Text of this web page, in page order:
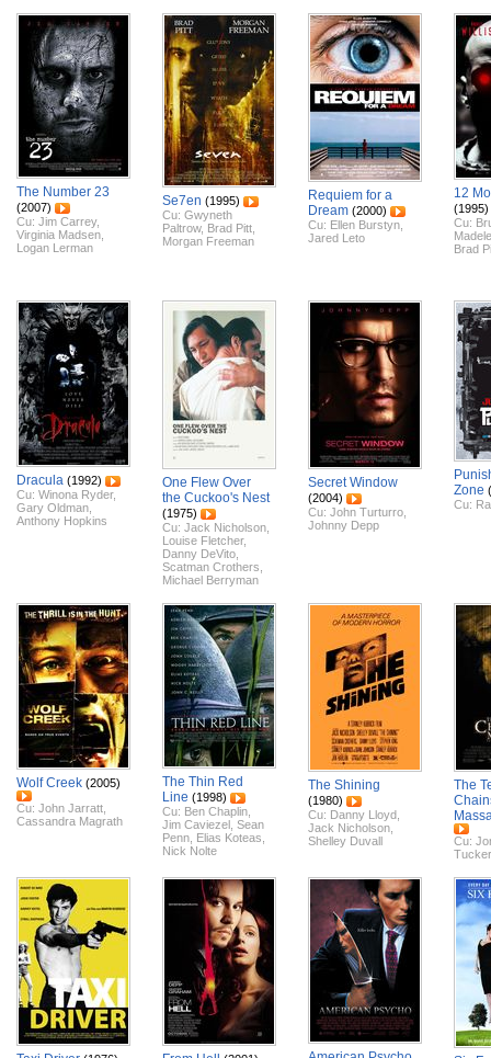
The Number 23
(2007)
Cu: Jim Carrey,
Virginia Madsen
Logan Lerman
Se7en (1995)
Cu: Gwyneth
Paltrow, Brad Pitt
Morgan Freeman
Requiem for a
Dream (2000)
Cu: Ellen Burstyn
Jared Leto
12
(1995)
Cu:
Brad
Dracula (1992)
Cu: Winona Ryder,
Gary Oldman
Anthony Hopkins
One Flew Over
the Cuckoo's Nest
(1975)
Cu: Jack Nicholson
Louise Fletcher,
Danny DeVito
Scatman Crothers
Michael Berryman
Secret Window
(2004)
Cu: John Turturro
Johnny Depp
Zone
Cu:
Wolf Creek (2005)
Cu: John Jarratt
Cassandra Magrath
The Thin Red
Line (1998)
Cu: Ben Chaplin
Jim Caviezel Sean
Penn Elias Koteas
Nick Nolte
The Shining
(1980)
Cu: Danny Lloyd
Jack Nicholson
Shelley Duvall
The
Cu:
Tucker